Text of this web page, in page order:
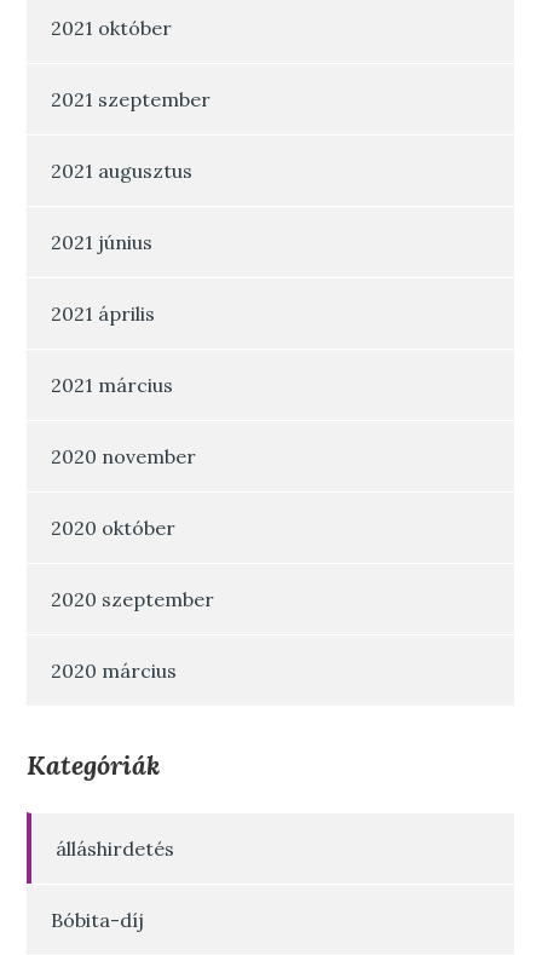
2021 október
2021 szeptember
2021 augusztus
2021 június
2021 április
2021 március
2020 november
2020 október
2020 szeptember
2020 március
Kategóriák
álláshirdetés
Bóbita-díj